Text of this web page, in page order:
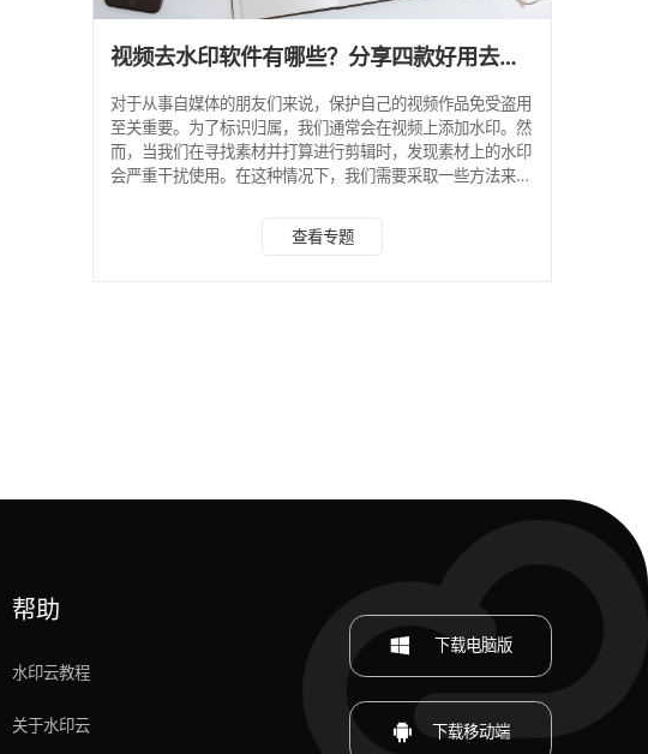
视频去水印软件有哪些？分享四款好用去水印软件
对于从事自媒体的朋友们来说，保护自己的视频作品免受盗用
至关重要。为了标识归属，我们通常会在视频上添加水印。然
而，当我们在寻找素材并打算进行剪辑时，发现素材上的水印
会严重干扰使用。在这种情况下，我们需要采取一些方法来去
查看专题
帮助
水印云教程
关于水印云
下载电脑版
下载移动端